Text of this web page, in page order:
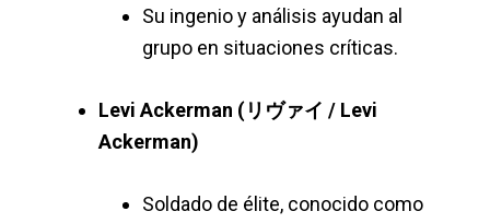
Su ingenio y análisis ayudan al
grupo en situaciones críticas.
Levi Ackerman (リヴァイ / Levi
Ackerman)
Soldado de élite, conocido como